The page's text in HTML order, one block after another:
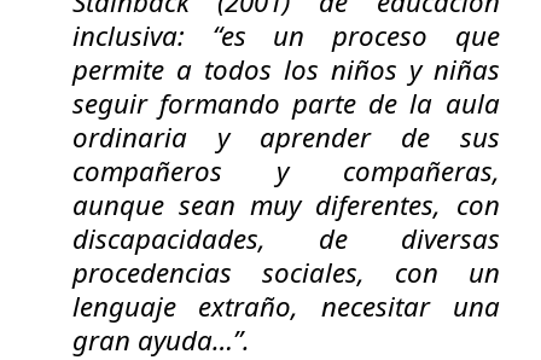
inclusiva: “es un proceso que
permite a todos los niños y niñas
seguir formando parte de la aula
ordinaria y aprender de sus
compañeros y compañeras,
aunque sean muy diferentes, con
discapacidades, de diversas
procedencias sociales, con un
lenguaje extraño, necesitar una
gran ayuda…”.